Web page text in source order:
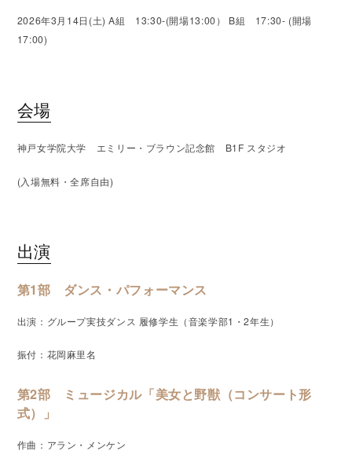
2026年3月14日(土) A組 13:30-(開場13:00） B組 17:30- (開場
17:00)
会場
神戸女学院大学 エミリー・ブラウン記念館 B1F スタジオ
(入場無料・全席自由)
出演
第1部 ダンス・パフォーマンス
出演：グループ実技ダンス 履修学生（音楽学部1・2年生）
振付：花岡麻里名
第2部 ミュージカル「美女と野獣（コンサート形
式）」
作曲：アラン・メンケン